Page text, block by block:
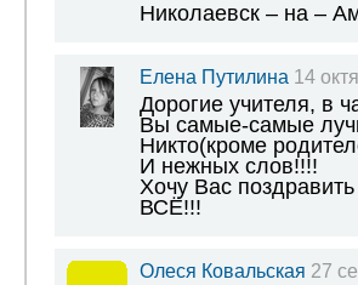
Николаевск – на
Елена Путилина 14
Дорогие учителя, в
Вы самые-самые
Никто(кроме
И нежных слов!!!!
Хочу Вас
ВСЁ!!!
Олеся Ковальская 27